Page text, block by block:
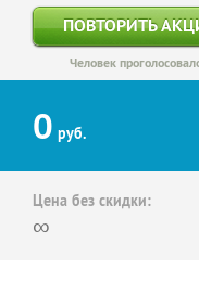
ПОВТОРИТЬ
Человек
0 руб.
Цена без скидки:
∞